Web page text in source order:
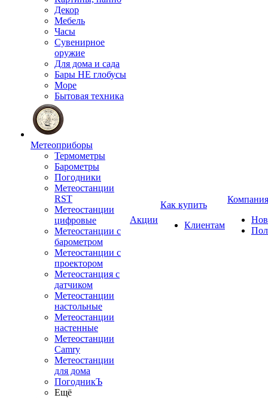
Декор
Мебель
Часы
Сувенирное
оружие
Для дома и сада
Бары НЕ глобусы
Море
Бытовая техника
Метеоприборы
Термометры
Барометры
Погодники
Метеостанции
RST
Метеостанции
цифровые
Метеостанции с
барометром
Метеостанции с
проектором
Метеостанция с
датчиком
Метеостанции
настольные
Метеостанции
настенные
Метеостанции
Camry
Метеостанции
для дома
ПогодникЪ
Ещё
Акции
Как купить
Клиентам
Компания